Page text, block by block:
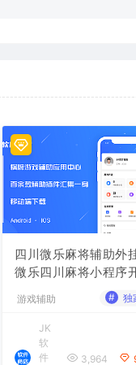
四川微乐麻将辅助外
微乐四川麻将小程序
游戏辅助 # 独
JK
软
件
3,964